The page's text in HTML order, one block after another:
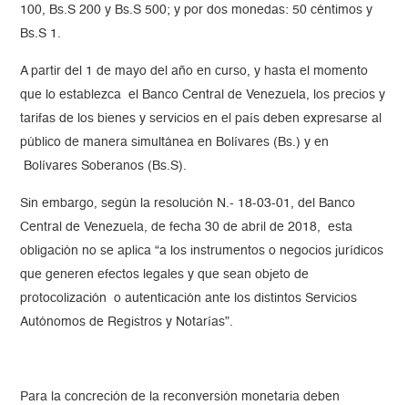
100, Bs.S 200 y Bs.S 500; y por dos monedas: 50 céntimos y
Bs.S 1.
A partir del 1 de mayo del año en curso, y hasta el momento
que lo establezca el Banco Central de Venezuela, los precios y
tarifas de los bienes y servicios en el país deben expresarse al
público de manera simultánea en Bolívares (Bs.) y en
Bolívares Soberanos (Bs.S).
Sin embargo, según la resolución N.- 18-03-01, del Banco
Central de Venezuela, de fecha 30 de abril de 2018, esta
obligación no se aplica “a los instrumentos o negocios jurídicos
que generen efectos legales y que sean objeto de
protocolización o autenticación ante los distintos Servicios
Autónomos de Registros y Notarías”.
Para la concreción de la reconversión monetaria deben